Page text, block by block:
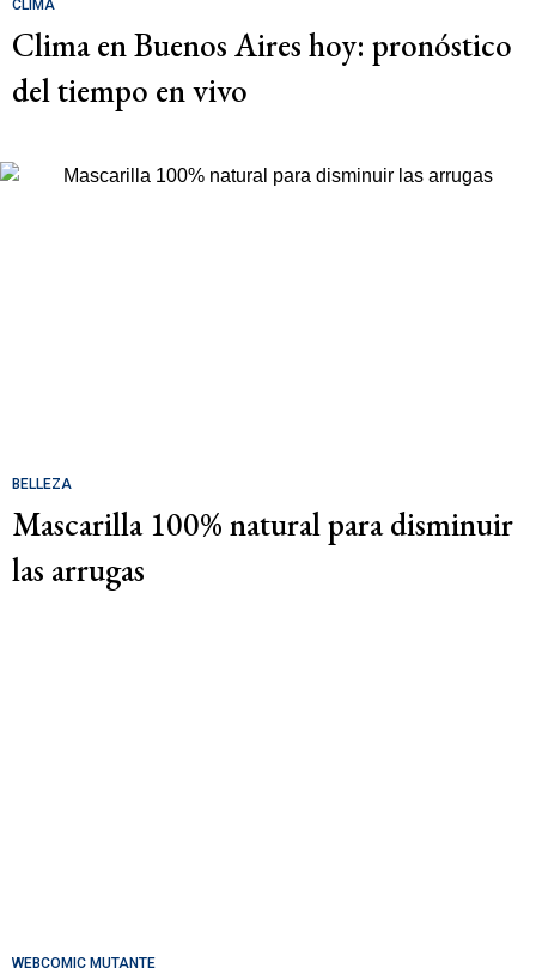
CLIMA
Clima en Buenos Aires hoy: pronóstico
del tiempo en vivo
BELLEZA
Mascarilla 100% natural para disminuir
las arrugas
WEBCOMIC MUTANTE